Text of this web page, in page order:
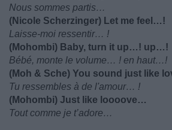
Nous sommes partis…
(Nicole Scherzinger) Let me feel…!
Laisse-moi ressentir… !
(Mohombi) Baby, turn it up…! up…!
Bébé, monte le volume… ! en haut…!
(Moh & Sche) You sound just like
Tu ressembles à de l'amour… !
(Mohombi) Just like loooove…
Tout comme je t’adore…